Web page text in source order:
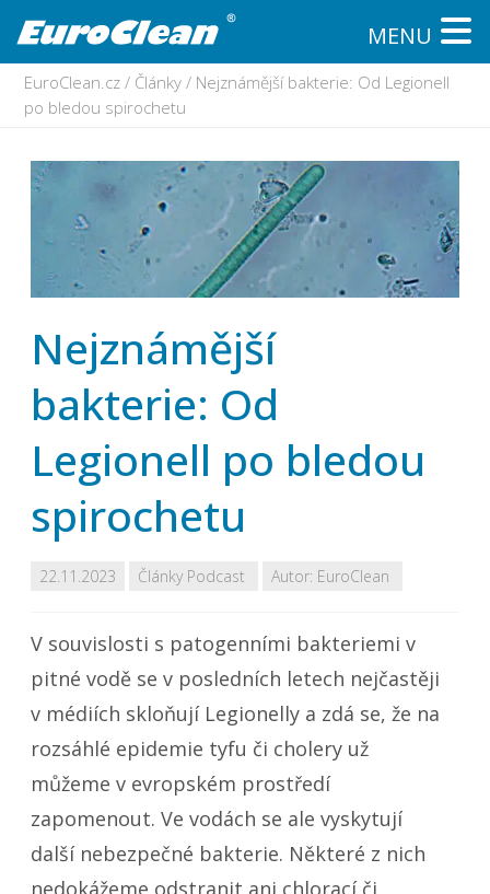
MENU
EuroClean.cz / Články / Nejznámější bakterie: Od Legionell
po bledou spirochetu
Nejznámější
bakterie: Od
Legionell po bledou
spirochetu
22.11.2023 Články Podcast Autor: EuroClean
V souvislosti s patogenními bakteriemi v
pitné vodě se v posledních letech nejčastěji
v médiích skloňují Legionelly a zdá se, že na
rozsáhlé epidemie tyfu či cholery už
můžeme v evropském prostředí
zapomenout. Ve vodách se ale vyskytují
další nebezpečné bakterie. Některé z nich